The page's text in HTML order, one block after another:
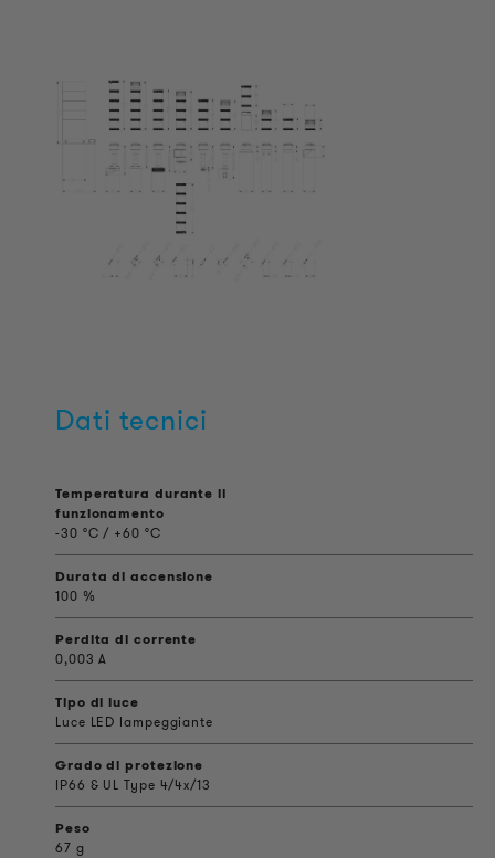
Dati tecnici
Temperatura durante il
funzionamento
-30 °C / +60 °C
Durata di accensione
100 %
Perdita di corrente
0,003 A
Tipo di luce
Luce LED lampeggiante
Grado di protezione
IP66 & UL Type 4/4x/13
Peso
67 g